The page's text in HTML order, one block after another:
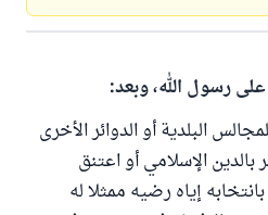
رسول الله، وبعد:
البلدية أو الدوائر الأخرى
الإسلامي أو اعتنق
إياه رضيه ممثلا له